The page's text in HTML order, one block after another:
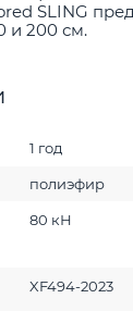
SLING
и 200 см.
1 год
полиэфир
80 кН
XF494-2023